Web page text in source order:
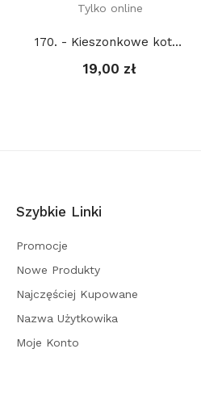
Tylko online
170. - Kieszonkowe koty 1. (PDF)
19,00 zł
Szybkie Linki
Promocje
Nowe Produkty
Najczęściej Kupowane
Nazwa Użytkowika
Moje Konto